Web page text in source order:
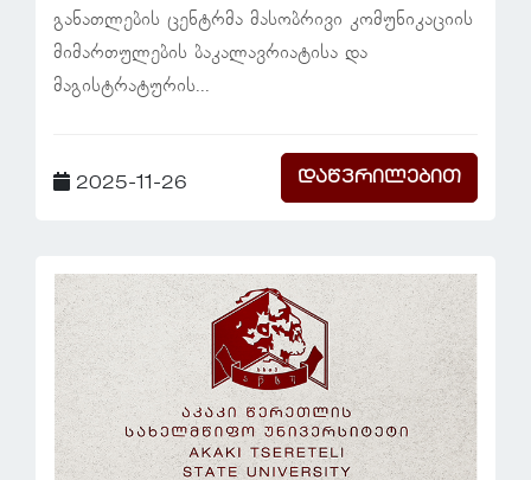
განათლების ცენტრმა მასობრივი კომუნიკაციის
მიმართულების ბაკალავრიატისა და
მაგისტრატურის...
2025-11-26 დაწვრილებით